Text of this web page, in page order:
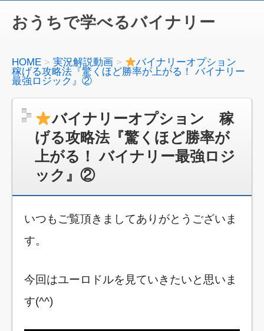
おうちで学べるバイナリー
HOME 実況解説動画
バイナリーオプション
稼げる攻略法『驚くほど勝率が上がる！ バイナリー
最強ロジック』②
バイナリーオプション 稼
げる攻略法『驚くほど勝率が
上がる！ バイナリー最強ロジ
ック』②
いつもご覧頂きましてありがとうございま
す。
今回はユーロドルを見ていきたいと思いま
す(^^)